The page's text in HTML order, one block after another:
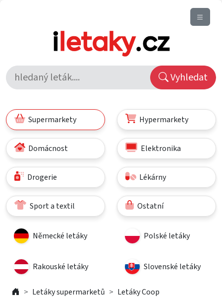
Vyhledat
Supermarkety Hypermarkety
Domácnost Elektronika
Drogerie Lékárny
Sport a textil Ostatní
Německé letáky Polské letáky
Rakouské letáky Slovenské letáky
Letáky supermarketů
Letáky Coop